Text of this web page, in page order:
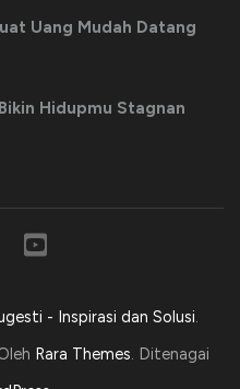
Uang Mudah Datang
Hidupmu Stagnan
- Inspirasi dan Solusi.
Rara Themes. Ditenagai